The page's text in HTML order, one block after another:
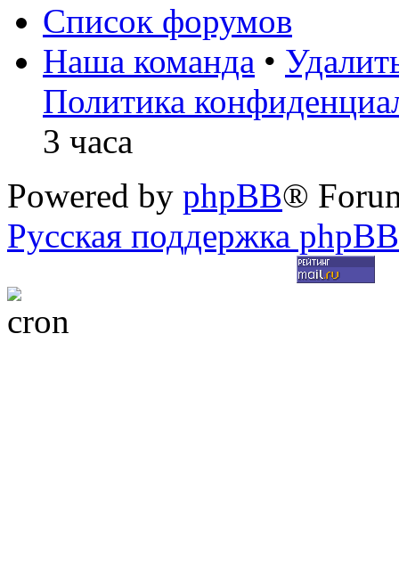
Список форумов
Наша команда •
Политика
3 часа
Powered by phpBB®
Русская поддержка phpBB